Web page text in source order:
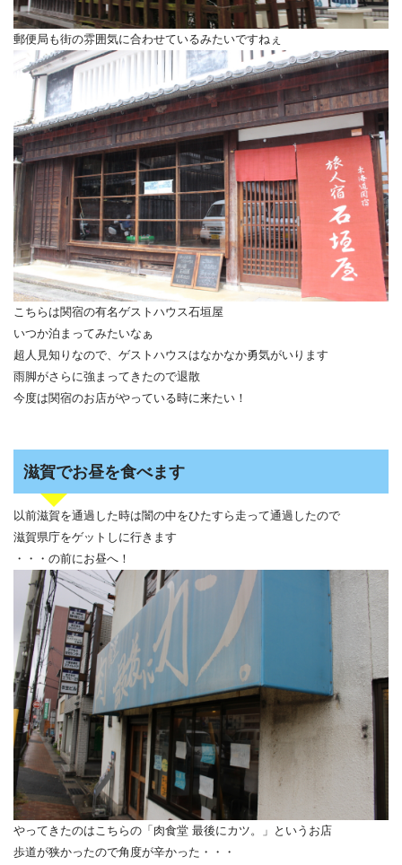
郵便局も街の雰囲気に合わせているみたいですねぇ
こちらは関宿の有名ゲストハウス石垣屋
いつか泊まってみたいなぁ
超人見知りなので、ゲストハウスはなかなか勇気がいります
雨脚がさらに強まってきたので退散
今度は関宿のお店がやっている時に来たい！
滋賀でお昼を食べます
以前滋賀を通過した時は闇の中をひたすら走って通過したので
滋賀県庁をゲットしに行きます
・・・の前にお昼へ！
やってきたのはこちらの「肉食堂 最後にカツ。」というお店
歩道が狭かったので角度が辛かった・・・